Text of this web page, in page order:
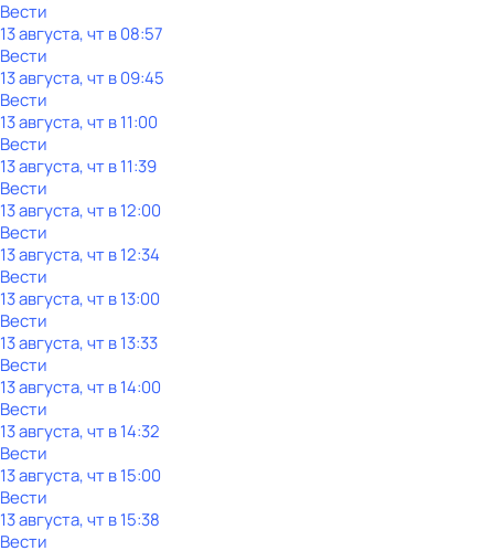
Вести
13 августа, чт в 08:57
Вести
13 августа, чт в 09:45
Вести
13 августа, чт в 11:00
Вести
13 августа, чт в 11:39
Вести
13 августа, чт в 12:00
Вести
13 августа, чт в 12:34
Вести
13 августа, чт в 13:00
Вести
13 августа, чт в 13:33
Вести
13 августа, чт в 14:00
Вести
13 августа, чт в 14:32
Вести
13 августа, чт в 15:00
Вести
13 августа, чт в 15:38
Вести